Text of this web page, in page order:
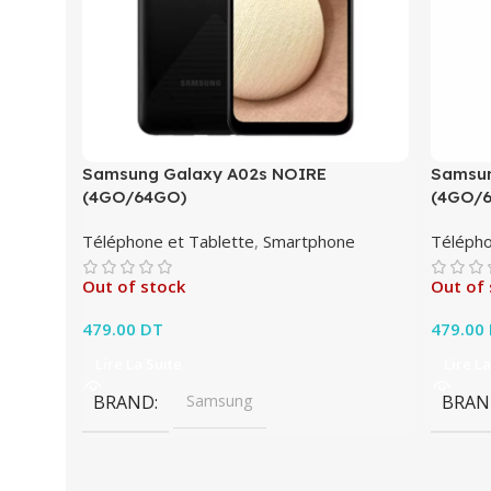
Samsung Galaxy A02s NOIRE
(4GO/64GO)
Téléphone et Tablette, Smartphone
Out of stock
479.00 DT
BRAND Samsung
(4GO/
Out of
479.00